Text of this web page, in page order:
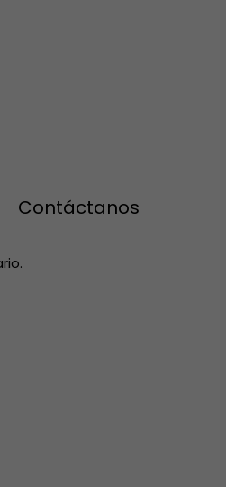
Contáctanos